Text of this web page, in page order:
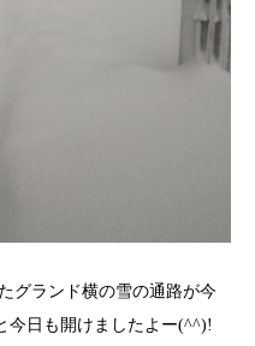
グランド横の雪の通路が今
今日も開けましたよー(^^)!